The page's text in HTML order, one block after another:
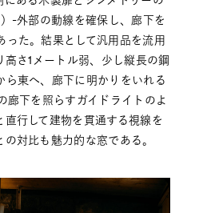
-外部の動線を確保し、廊下を
った。結果として汎用品を流用
さ1メートル弱、少し縦長の鋼
ら東へ、廊下に明かりをいれる
廊下を照らすガイドライトのよ
直行して建物を貫通する視線を
対比も魅力的な窓である。